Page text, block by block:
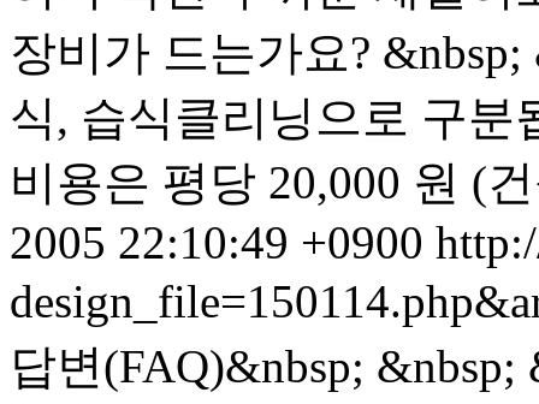
장비가 드는가요?
식, 습식클리닝으로 구분
비용은 평당 20,000 원 (
2005 22:10:49 +0900
답변(FAQ)&nbsp; &nbsp;